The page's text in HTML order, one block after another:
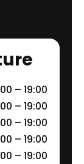
– 19:00
– 19:00
– 19:00
– 19:00
– 19:00